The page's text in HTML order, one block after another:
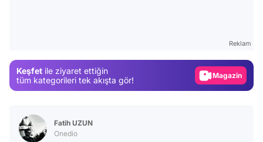
Reklam
Keşfet ile ziyaret ettiğin
tüm kategorileri tek akışta gör!
Magazin
Fatih UZUN
Onedio